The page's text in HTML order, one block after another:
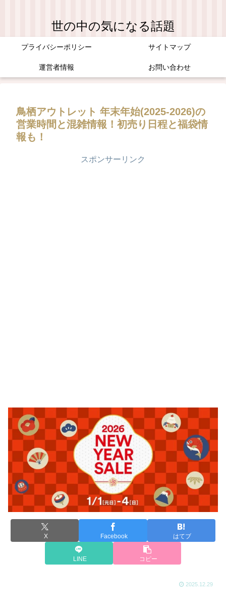
世の中の気になる話題
プライバシーポリシー サイトマップ
運営者情報 お問い合わせ
鳥栖アウトレット 年末年始(2025-2026)の
営業時間と混雑情報！初売り日程と福袋情
報も！
スポンサーリンク
X Facebook はてブ
LINE コピー
2025.12.29